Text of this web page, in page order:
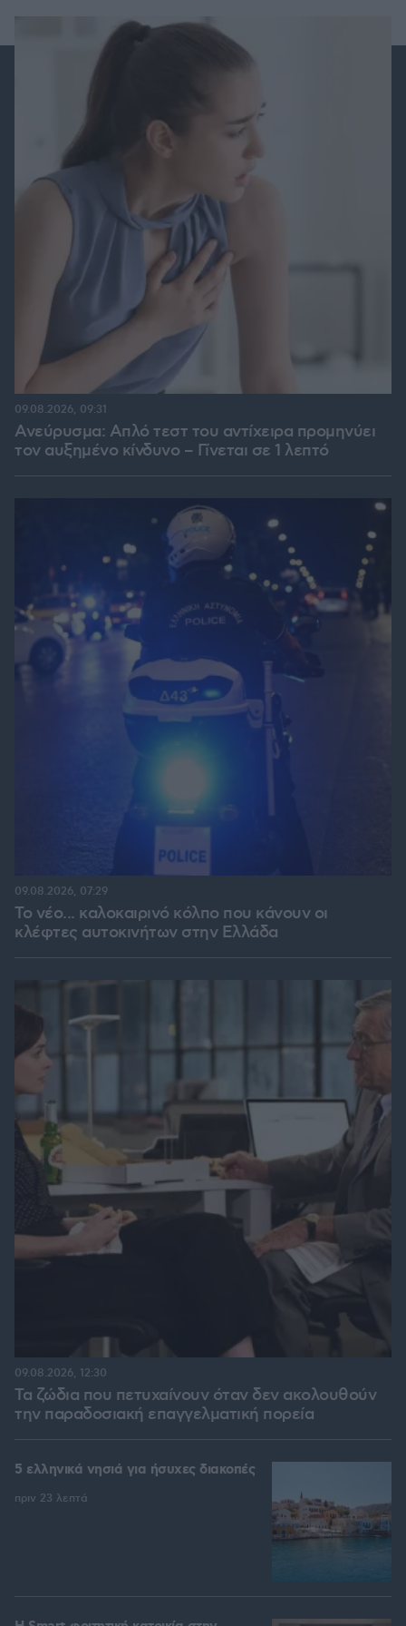
Ανεύρυσμα: Απλό τεστ του αντίχειρα προμηνύει
τον αυξημένο κίνδυνο – Γίνεται σε 1 λεπτό
09.08.2026, 09:31
Το νέο... καλοκαιρινό κόλπο που κάνουν οι
κλέφτες αυτοκινήτων στην Ελλάδα
09.08.2026, 07:29
Τα ζώδια που πετυχαίνουν όταν δεν ακολουθούν
την παραδοσιακή επαγγελματική πορεία
09.08.2026, 12:30
5 ελληνικά νησιά για ήσυχες διακοπές
πριν 23 λεπτά